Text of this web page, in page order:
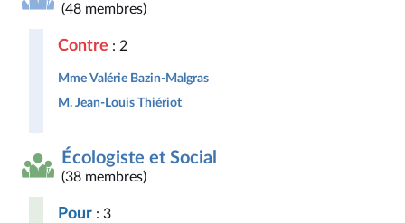
(48 membres)
Contre : 2
Mme Valérie Bazin-Malgras
M. Jean-Louis Thiériot
Écologiste et Social
(38 membres)
Pour : 3